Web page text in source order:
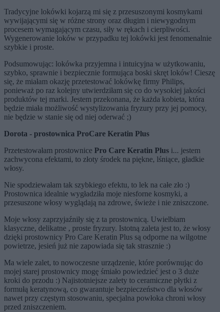
Tradycyjne lokówki kojarzą mi się z przesuszonymi kosmykami
wywijającymi się w różne strony oraz długim i niewygodnym
procesem wymagającym czasu, siły w rękach i cierpliwości.
Wygenerowanie loków w przypadku tej lokówki jest fenomenalnie
szybkie i proste.
Podsumowując: lokówka przyjemna i intuicyjna w użytkowaniu,
szybko, sprawnie i bezpiecznie formująca boski skręt loków! Cieszę
się, że miałam okazję przetestować lokówkę firmy Philips,
ponieważ po raz kolejny utwierdziłam się co do wysokiej jakości
produktów tej marki. Jestem przekonana, że każda kobieta, która
będzie miała możliwość wystylizowania fryzury przy jej pomocy,
nie będzie w stanie się od niej oderwać ;)
Dorota - prostownica ProCare Keratin Plus
Przetestowałam prostownice Pro Care Keratin Plus i... jestem
zachwycona efektami, to złoty środek na piękne, lśniące, gładkie
włosy.
Nie spodziewałam tak szybkiego efektu, to lek na całe zło :)
Prostownica idealnie wygładziła moje niesforne kosmyki, a
przesuszone włosy wyglądają na zdrowe, świeże i nie zniszczone.
Moje włosy zaprzyjaźniły się z ta prostownicą. Uwielbiam
klasyczne, delikatne , proste fryzury. Istotną zaleta jest to, że włosy
dzięki prostownicy Pro Care Keratin Plus są odporne na wilgotne
powietrze, jesień już nie zapowiada się tak strasznie :)
Ma wiele zalet, to nowoczesne urządzenie, które porównując do
mojej starej prostownicy mogę śmiało powiedzieć jest o 3 duże
kroki do przodu :) Najistotniejsze zalety to ceramiczne płytki z
formułą keratynową, co gwarantuje bezpieczeństwo dla włosów
nawet przy częstym stosowaniu, specjalna powłoka chroni włosy
przed zniszczeniem.